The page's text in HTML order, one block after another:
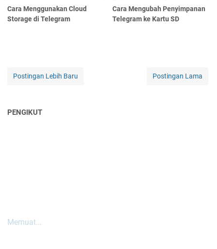
Cara Menggunakan Cloud
Storage di Telegram
Cara Mengubah Penyimpanan
Telegram ke Kartu SD
Postingan Lebih Baru Postingan Lama
PENGIKUT
Memuat...